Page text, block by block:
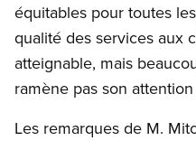
équitables pour toutes
qualité des services aux
atteignable, mais
ramène pas son attention
Les remarques de M.